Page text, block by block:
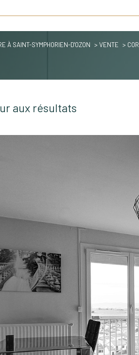
À SAINT-SYMPHORIEN-D'OZON VENTE
Acheter
de l'ancien
TYPE DE BIEN 1
aux résultats